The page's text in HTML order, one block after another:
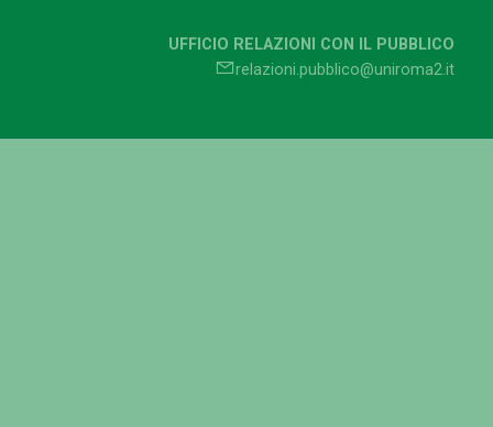
UFFICIO RELAZIONI CON IL PUBBLICO
relazioni.pubblico@uniroma2.it